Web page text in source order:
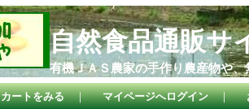
自然食品通販
有機ＪＡＳ農家の手作り農産物や
カートをみる ｜ マイページへログイン ｜